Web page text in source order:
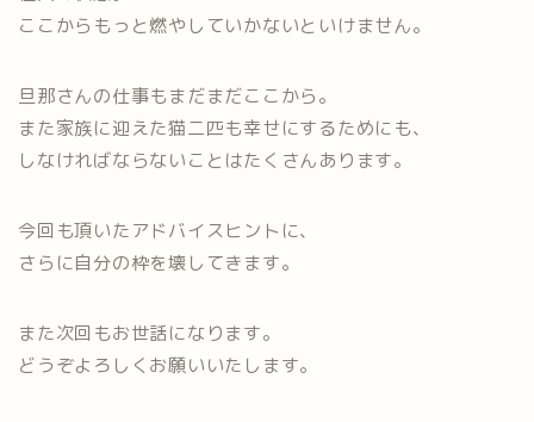
ここからもっと燃やしていかないといけません。
旦那さんの仕事もまだまだここから。
また家族に迎えた猫二匹も幸せにするためにも、
しなければならないことはたくさんあります。
今回も頂いたアドバイスヒントに、
さらに自分の枠を壊してきます。
また次回もお世話になります。
どうぞよろしくお願いいたします。